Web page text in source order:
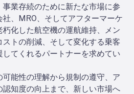
業存続のために新たな市場に参
、MRO、そしてアフターマーケ
朽化した航空機の運航維持、メン
トの削減、そして変化する乗客
てくれるパートナーを求めてい
可能性の理解から規制の遵守、ア
知度の向上まで、新しい市場へ